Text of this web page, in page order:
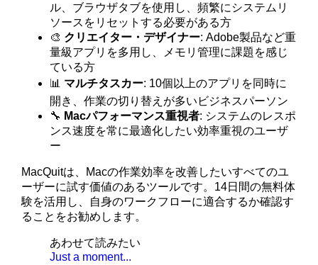
ル、ブラウザタブを使用し、頻繁にシステムリ
ソースをリセットする必要がある方
🎨 クリエイター・デザイナー: Adobe製品など重
量級アプリを多用し、メモリ管理に課題を感じ
ている方
📊 マルチタスカー: 10個以上のアプリを同時に
開き、作業の切り替えが多いビジネスパーソン
🔧 Macパフォーマンス重視者: システムのレスポ
ンス速度を常に最適化したい効率重視のユーザ
ー
MacQuitは、Macの作業効率を改善したいすべてのユ
ーザーに試す価値のあるツールです。14日間の無料体
験を活用し、自身のワークフローに適合するか確認す
ることをお勧めします。
あわせて読みたい
Just a moment...